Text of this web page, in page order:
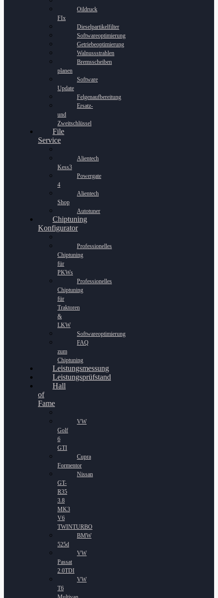
Oildruck
FIx
Dieselpartikelfilter
Softwareoptimierung
Getriebeoptimierung
Walnussstrahlen
Bremsscheiben
planen
Software
Update
Felgenaufbereitung
Ersatz-
und
Zweitschlüssel
File
Service
Alientech
Kess3
Powergate
4
Alientech
Shop
Autotuner
Chiptuning
Konfigurator
Professionelles
Chiptuning
für
PKWs
Professionelles
Chiptuning
für
Traktoren
&
LKW
Softwareoptimierung
FAQ
zum
Chiptuning
Leistungsmessung
Leistungsprüfstand
Hall
of
Fame
VW
Golf
6
GTI
Cupra
Formentor
Nissan
GT-
R35
3.8
MK3
V6
TWINTURBO
BMW
525d
VW
Passat
2.0TDI
VW
T6